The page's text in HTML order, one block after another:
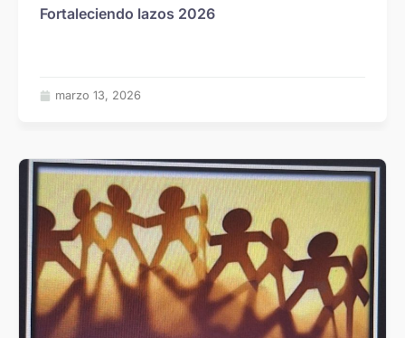
Fortaleciendo lazos 2026
marzo 13, 2026